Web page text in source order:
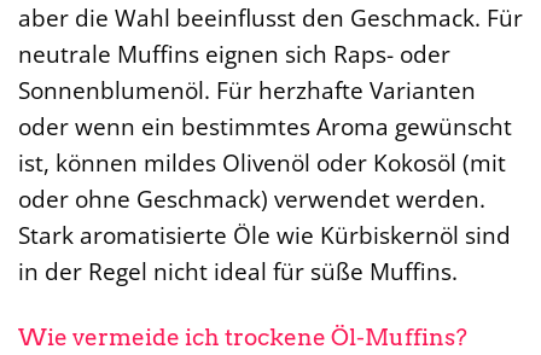
aber die Wahl beeinflusst den Geschmack. Für
neutrale Muffins eignen sich Raps- oder
Sonnenblumenöl. Für herzhafte Varianten
oder wenn ein bestimmtes Aroma gewünscht
ist, können mildes Olivenöl oder Kokosöl (mit
oder ohne Geschmack) verwendet werden.
Stark aromatisierte Öle wie Kürbiskernöl sind
in der Regel nicht ideal für süße Muffins.
Wie vermeide ich trockene Öl-Muffins?